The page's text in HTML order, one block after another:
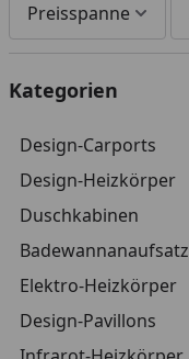
Preisspanne
Kategorien
Design-Carports
Design-Heizkörper
Duschkabinen
Badewannanaufsatz
Elektro-Heizkörper
Design-Pavillons